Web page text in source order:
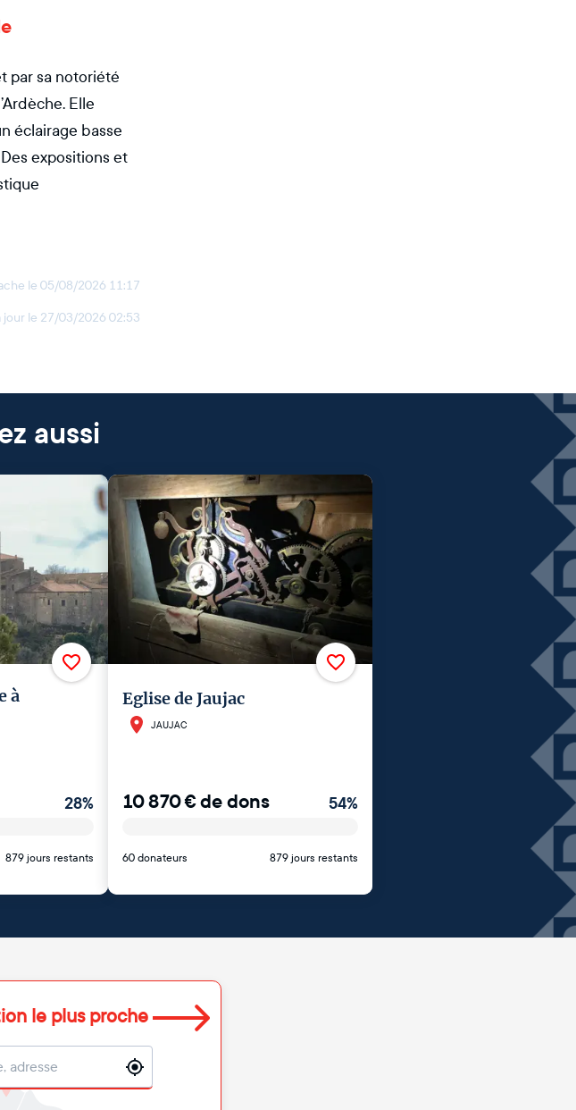
par sa notoriété
Elle
éclairage basse
expositions et
le 05/08/2026 11:17
jour le 27/03/2026 02:53
aussi
à
28%
879 jours restants
Eglise de Jaujac
JAUJAC
10 870€de dons 54%
60 donateurs 879 jours restants
le plus proche